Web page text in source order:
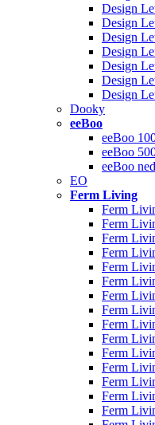
Design
Design
Design
Design
Design
Design
Design
Dooky
eeBoo
eeBoo
eeBoo
eeBoo
EO
Ferm Living
Ferm
Ferm
Ferm
Ferm
Ferm
Ferm
Ferm
Ferm
Ferm
Ferm
Ferm
Ferm
Ferm
Ferm
Ferm